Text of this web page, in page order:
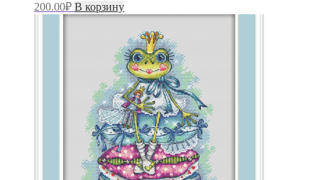
200.00₽ В корзину